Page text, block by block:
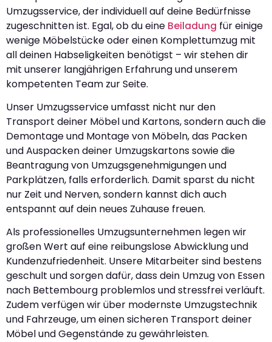
Umzugsservice, der individuell auf deine Bedürfnisse
zugeschnitten ist. Egal, ob du eine Beiladung für einige
wenige Möbelstücke oder einen Komplettumzug mit
all deinen Habseligkeiten benötigst – wir stehen dir
mit unserer langjährigen Erfahrung und unserem
kompetenten Team zur Seite.
Unser Umzugsservice umfasst nicht nur den
Transport deiner Möbel und Kartons, sondern auch die
Demontage und Montage von Möbeln, das Packen
und Auspacken deiner Umzugskartons sowie die
Beantragung von Umzugsgenehmigungen und
Parkplätzen, falls erforderlich. Damit sparst du nicht
nur Zeit und Nerven, sondern kannst dich auch
entspannt auf dein neues Zuhause freuen.
Als professionelles Umzugsunternehmen legen wir
großen Wert auf eine reibungslose Abwicklung und
Kundenzufriedenheit. Unsere Mitarbeiter sind bestens
geschult und sorgen dafür, dass dein Umzug von Essen
nach Bettembourg problemlos und stressfrei verläuft.
Zudem verfügen wir über modernste Umzugstechnik
und Fahrzeuge, um einen sicheren Transport deiner
Möbel und Gegenstände zu gewährleisten.